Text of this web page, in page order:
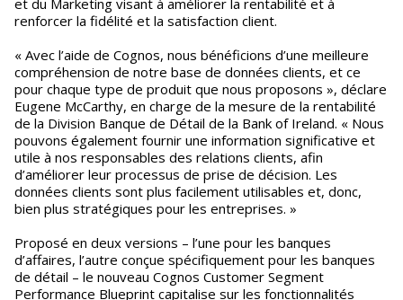
et du Marketing visant à améliorer la rentabilité et à
renforcer la fidélité et la satisfaction client.
« Avec l’aide de Cognos, nous bénéficions d’une meilleure
compréhension de notre base de données clients, et ce
pour chaque type de produit que nous proposons », déclare
Eugene McCarthy, en charge de la mesure de la rentabilité
de la Division Banque de Détail de la Bank of Ireland. « Nous
pouvons également fournir une information significative et
utile à nos responsables des relations clients, afin
d’améliorer leur processus de prise de décision. Les
données clients sont plus facilement utilisables et, donc,
bien plus stratégiques pour les entreprises. »
Proposé en deux versions – l’une pour les banques
d’affaires, l’autre conçue spécifiquement pour les banques
de détail – le nouveau Cognos Customer Segment
Performance Blueprint capitalise sur les fonctionnalités